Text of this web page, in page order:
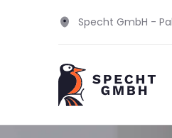
Specht GmbH -